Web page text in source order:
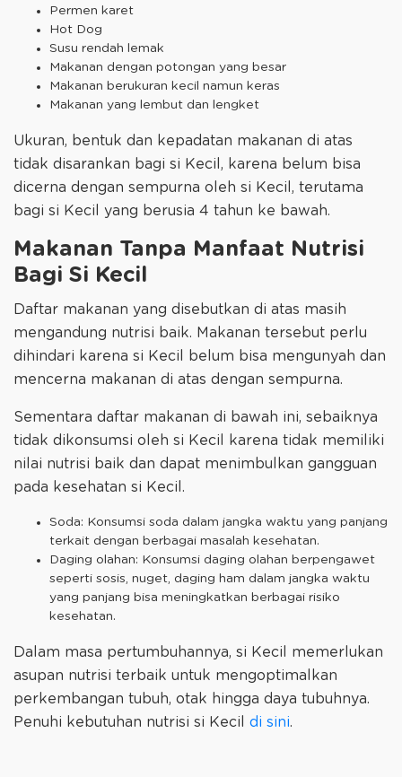
Permen karet
Hot Dog
Susu rendah lemak
Makanan dengan potongan yang besar
Makanan berukuran kecil namun keras
Makanan yang lembut dan lengket
Ukuran, bentuk dan kepadatan makanan di atas
tidak disarankan bagi si Kecil, karena belum bisa
dicerna dengan sempurna oleh si Kecil, terutama
bagi si Kecil yang berusia 4 tahun ke bawah.
Makanan Tanpa Manfaat Nutrisi
Bagi Si Kecil
Daftar makanan yang disebutkan di atas masih
mengandung nutrisi baik. Makanan tersebut perlu
dihindari karena si Kecil belum bisa mengunyah dan
mencerna makanan di atas dengan sempurna.
Sementara daftar makanan di bawah ini, sebaiknya
tidak dikonsumsi oleh si Kecil karena tidak memiliki
nilai nutrisi baik dan dapat menimbulkan gangguan
pada kesehatan si Kecil.
Soda: Konsumsi soda dalam jangka waktu yang panjang
terkait dengan berbagai masalah kesehatan.
Daging olahan: Konsumsi daging olahan berpengawet
seperti sosis, nuget, daging ham dalam jangka waktu
yang panjang bisa meningkatkan berbagai risiko
kesehatan.
Dalam masa pertumbuhannya, si Kecil memerlukan
asupan nutrisi terbaik untuk mengoptimalkan
perkembangan tubuh, otak hingga daya tubuhnya.
Penuhi kebutuhan nutrisi si Kecil di sini.